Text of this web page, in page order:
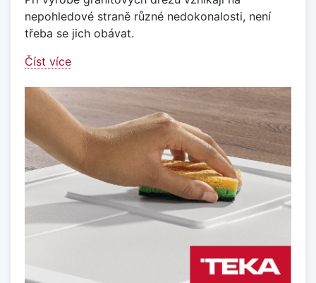
nepohledové straně různé nedokonalosti, není
třeba se jich obávat.
Číst více